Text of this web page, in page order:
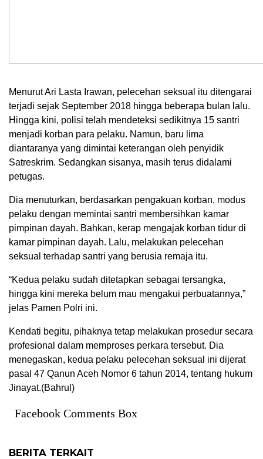
Menurut Ari Lasta Irawan, pelecehan seksual itu ditengarai
terjadi sejak September 2018 hingga beberapa bulan lalu.
Hingga kini, polisi telah mendeteksi sedikitnya 15 santri
menjadi korban para pelaku. Namun, baru lima
diantaranya yang dimintai keterangan oleh penyidik
Satreskrim. Sedangkan sisanya, masih terus didalami
petugas.
Dia menuturkan, berdasarkan pengakuan korban, modus
pelaku dengan memintai santri membersihkan kamar
pimpinan dayah. Bahkan, kerap mengajak korban tidur di
kamar pimpinan dayah. Lalu, melakukan pelecehan
seksual terhadap santri yang berusia remaja itu.
“Kedua pelaku sudah ditetapkan sebagai tersangka,
hingga kini mereka belum mau mengakui perbuatannya,”
jelas Pamen Polri ini.
Kendati begitu, pihaknya tetap melakukan prosedur secara
profesional dalam memproses perkara tersebut. Dia
menegaskan, kedua pelaku pelecehan seksual ini dijerat
pasal 47 Qanun Aceh Nomor 6 tahun 2014, tentang hukum
Jinayat.(Bahrul)
Facebook Comments Box
BERITA TERKAIT